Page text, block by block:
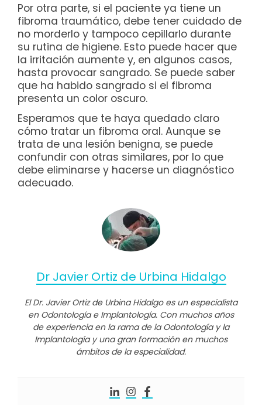
Por otra parte, si el paciente ya tiene un
fibroma traumático, debe tener cuidado de
no morderlo y tampoco cepillarlo durante
su rutina de higiene. Esto puede hacer que
la irritación aumente y, en algunos casos,
hasta provocar sangrado. Se puede saber
que ha habido sangrado si el fibroma
presenta un color oscuro.
Esperamos que te haya quedado claro
cómo tratar un fibroma oral. Aunque se
trata de una lesión benigna, se puede
confundir con otras similares, por lo que
debe eliminarse y hacerse un diagnóstico
adecuado.
Dr Javier Ortiz de Urbina Hidalgo
El Dr. Javier Ortiz de Urbina Hidalgo es un especialista
en Odontología e Implantología. Con muchos años
de experiencia en la rama de la Odontología y la
Implantología y una gran formación en muchos
ámbitos de la especialidad.